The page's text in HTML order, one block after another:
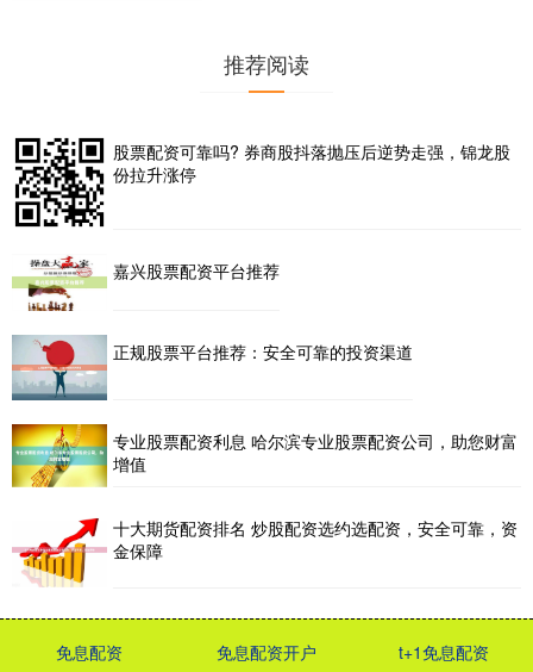
推荐阅读
股票配资可靠吗? 券商股抖落抛压后逆势走强，锦龙股
份拉升涨停
嘉兴股票配资平台推荐
正规股票平台推荐：安全可靠的投资渠道
专业股票配资利息 哈尔滨专业股票配资公司，助您财富
增值
十大期货配资排名 炒股配资选约选配资，安全可靠，资
金保障
免息配资 免息配资开户 t+1免息配资